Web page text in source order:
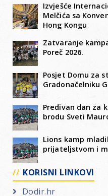
Izvješće
Melčića sa
Hong Kongu
Zatvaranje
Poreč 2026.
Posjet Domu za
Gradonačelniku
Predivan dan za
brodu Sveti
Lions kamp
prijateljstvom i
KORISNI LINKOVI
Dodir.hr